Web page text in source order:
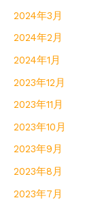
2024年3月
2024年2月
2024年1月
2023年12月
2023年11月
2023年10月
2023年9月
2023年8月
2023年7月